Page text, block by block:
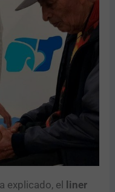
explicado, el
liner